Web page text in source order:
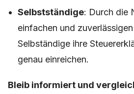
Selbstständige: Durch die
einfachen und
Selbständige ihre
genau einreichen.
Bleib informiert und